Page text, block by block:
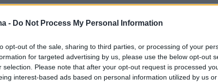
- Do Not Process My Personal Information
opt-out of the sale, sharing to third parties, or processing of your
for targeted advertising by us, please use the below opt-out
selection. Please note that after your opt-out request is processed
interest-based ads based on personal information utilized by us
την τυπική ενσωμάτωση των ασθενών στις
ασθενών με δικαίωμα ψήφου στην
στην PRAC. Ωστόσο, η συμφωνία που
από το Συμβούλιο στις 4 Ιουνίου αποδυναμώνει